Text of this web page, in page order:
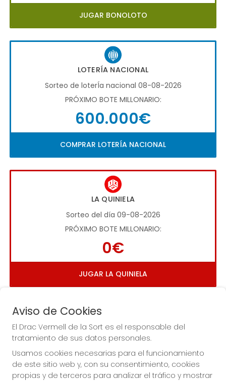
JUGAR BONOLOTO
LOTERÍA NACIONAL
Sorteo de loterÍa nacional 08-08-2026
PRÓXIMO BOTE MILLONARIO:
600.000€
COMPRAR LOTERÍA NACIONAL
LA QUINIELA
Sorteo del día 09-08-2026
PRÓXIMO BOTE MILLONARIO:
0€
JUGAR LA QUINIELA
Imagen anterior
Aviso de Cookies
El Drac Vermell de la Sort es el responsable del
tratamiento de sus datos personales.
Usamos cookies necesarias para el funcionamiento
de este sitio web y, con su consentimiento, cookies
propias y de terceros para analizar el tráfico y mostrar